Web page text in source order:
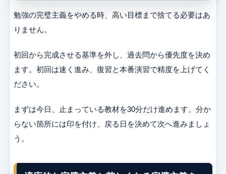
勉強の完璧主義をやめる時、高い目標まで捨てる必要はあ
りません。
初回から完成させる基準を外し、過去問から優先度を決め
ます。初回は速く進み、復習と本番演習で精度を上げてく
ださい。
まずは今日、止まっている教材を30分だけ進めます。分か
らない箇所には印を付け、戻る日を決めて次へ進みましょ
う。